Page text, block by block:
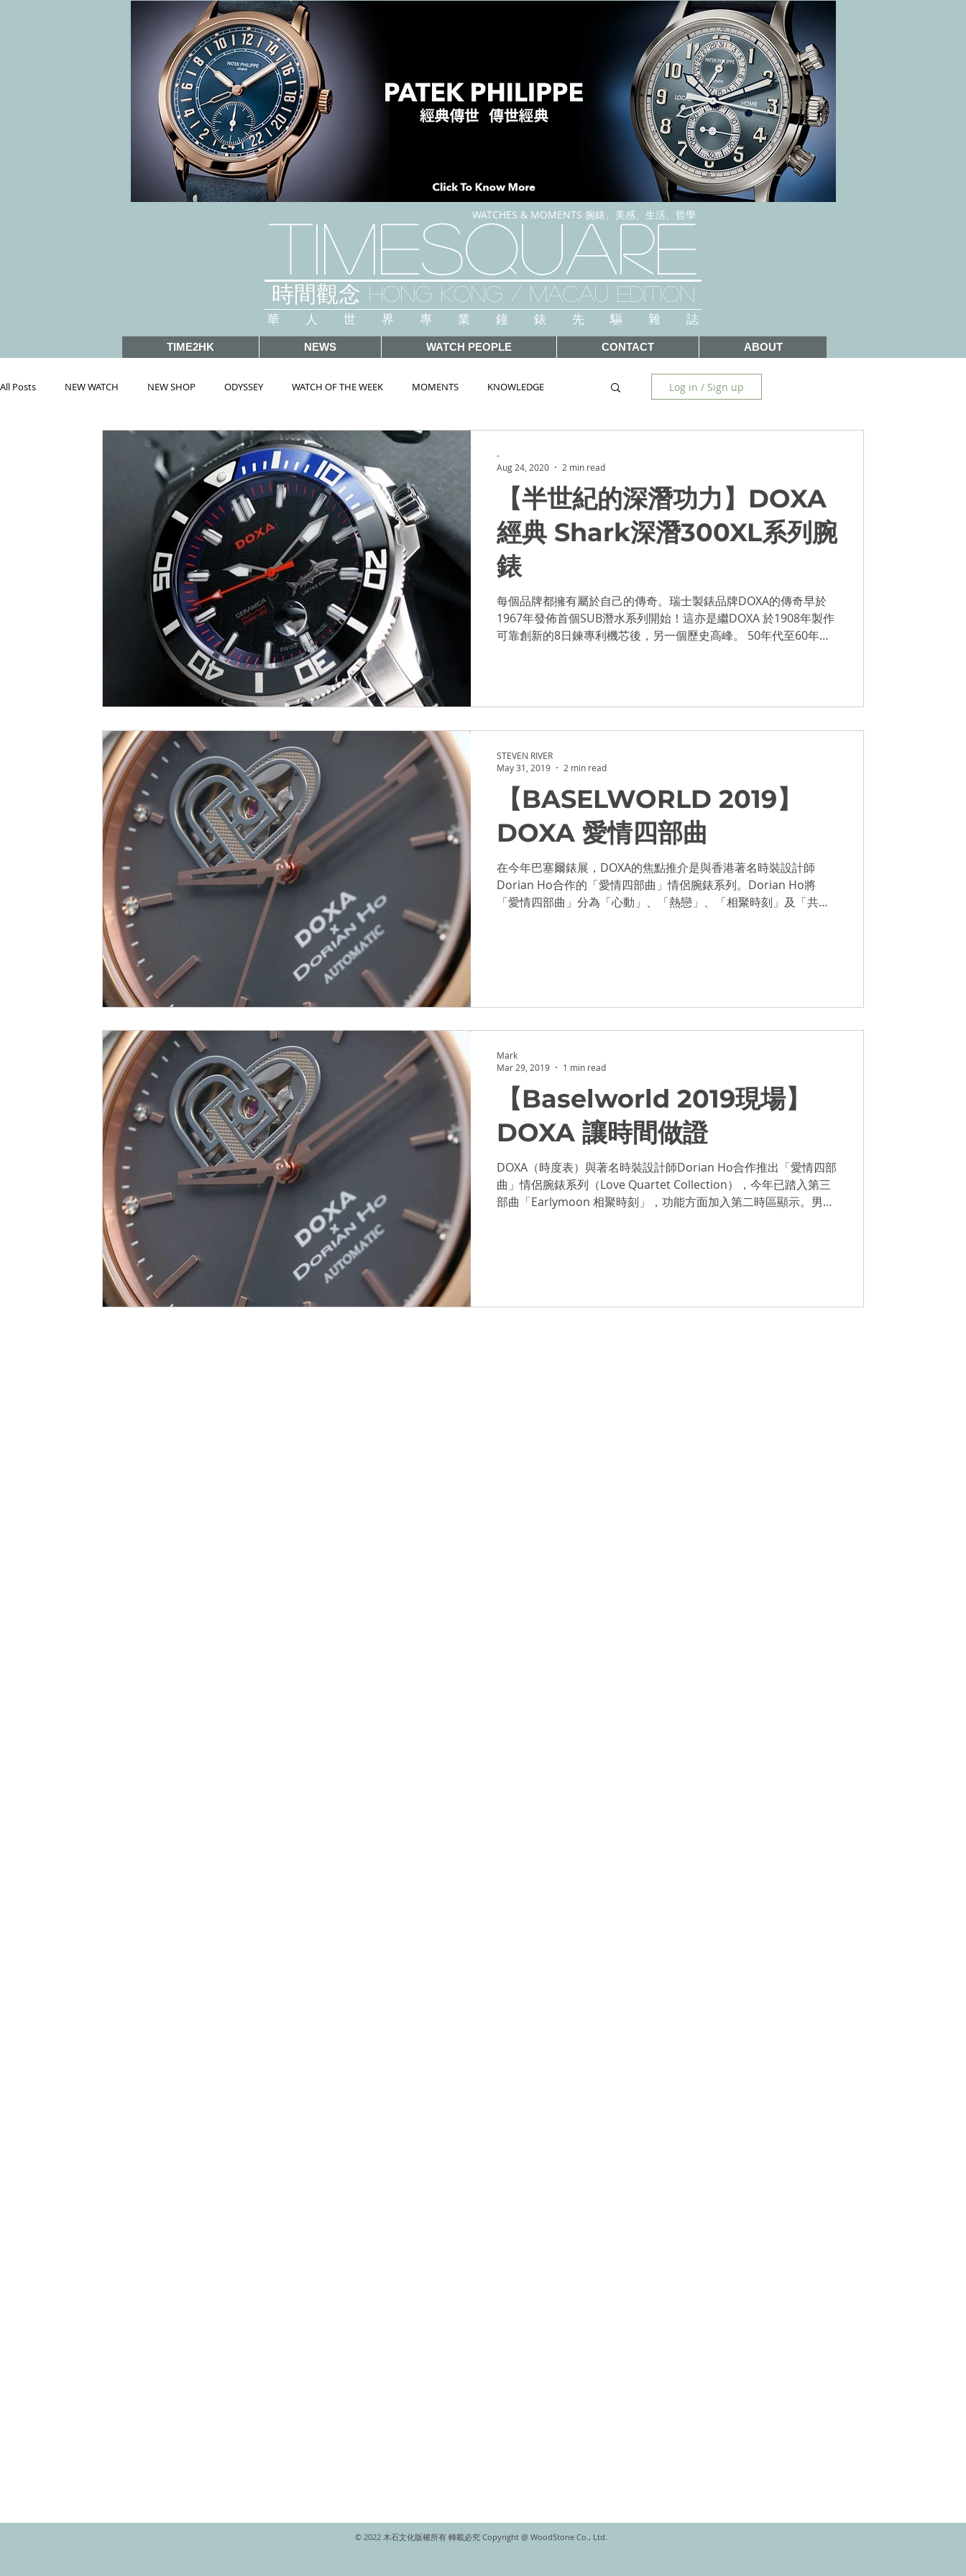
TimeSquare
WATCHES & MOMENTS 腕錶、美感、生活、哲學
時間觀念 HONG KONG / macau EDITION
華 人 世 界 專 業 鐘 錶 先 驅 雜 誌
TIME2HK NEWS WATCH PEOPLE CONTACT ABOUT
All Posts NEW WATCH NEW SHOP ODYSSEY WATCH OF THE WEEK MOMENTS KNOWLEDGE
MEET THE VIP WATCH PEOPLE HOT TAG AUCTIONS
戲語名錶 101 Famous Watch in Movies SIHH2019 BASELWORLD 2019 SIHH2018 BASEL2018
SIHH2017 BASELWORLD2017 BASELWORLD 2016 SIHH2016 CLASSIC 101
JEWELRY Gadget News Watches & Wonders 2020
WATCHES & WONDERS 2021 SHOWCASE 2021
Log in / Sign up
【半世紀的深潛功力】DOXA
經典 Shark深潛300XL系列腕
錶
每個品牌都擁有屬於自己的傳奇。瑞士製錶品牌DOXA的傳奇早於
1967年發佈首個SUB潛水系列開始！這亦是繼DOXA 於1908年製作
可靠創新的8日鍊專利機芯後，另一個歷史高峰。 50年代至60年
-
Aug 24, 2020
2 min read
【BASELWORLD 2019】
DOXA 愛情四部曲
在今年巴塞爾錶展，DOXA的焦點推介是與香港著名時裝設計師
Dorian Ho合作的「愛情四部曲」情侶腕錶系列。Dorian Ho將
「愛情四部曲」分為「心動」、「熱戀」、「相聚時刻」及「共度
STEVEN RIVER
May 31, 2019
2 min read
【Baselworld 2019現場】
DOXA 讓時間做證
DOXA（時度表）與著名時裝設計師Dorian Ho合作推出「愛情四部
曲」情侶腕錶系列（Love Quartet Collection），今年已踏入第三
部曲「Earlymoon 相聚時刻」，功能方面加入第二時區顯示。男、
Mark
Mar 29, 2019
1 min read
© 2022 木石文化版權所有 轉載必究 Copyright @ WoodStone Co., Ltd.